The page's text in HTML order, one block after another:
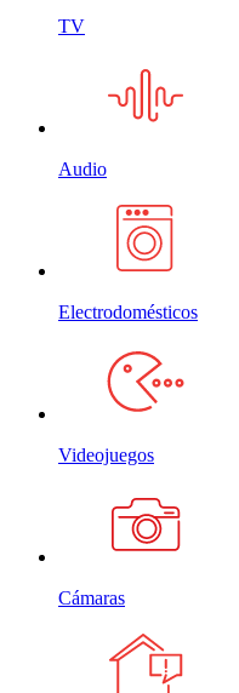
TV
Audio
Electrodomésticos
Videojuegos
Cámaras